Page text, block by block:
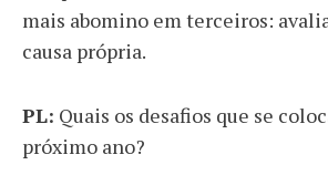
mais abomino em terceiros:
causa própria.
PL: Quais os desafios que se
próximo ano?